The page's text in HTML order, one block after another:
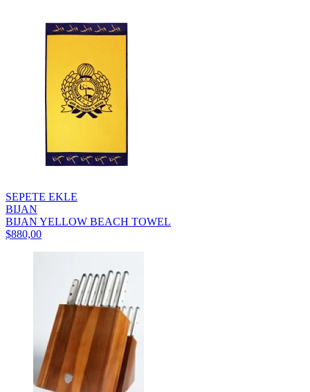
SEPETE EKLE
BIJAN
BIJAN YELLOW BEACH TOWEL
$880,00